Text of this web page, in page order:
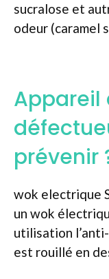
sucralose et
odeur (caramel
Appareil
prévenir
wok electrique
un wok
utilisation
est rouillé en